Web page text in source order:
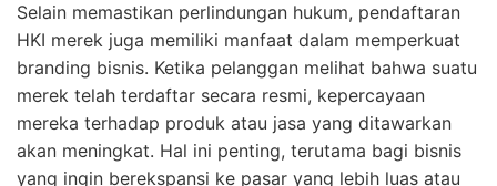
Selain memastikan perlindungan hukum, pendaftaran
HKI merek juga memiliki manfaat dalam memperkuat
branding bisnis. Ketika pelanggan melihat bahwa suatu
merek telah terdaftar secara resmi, kepercayaan
mereka terhadap produk atau jasa yang ditawarkan
akan meningkat. Hal ini penting, terutama bagi bisnis
yang ingin berekspansi ke pasar yang lebih luas atau